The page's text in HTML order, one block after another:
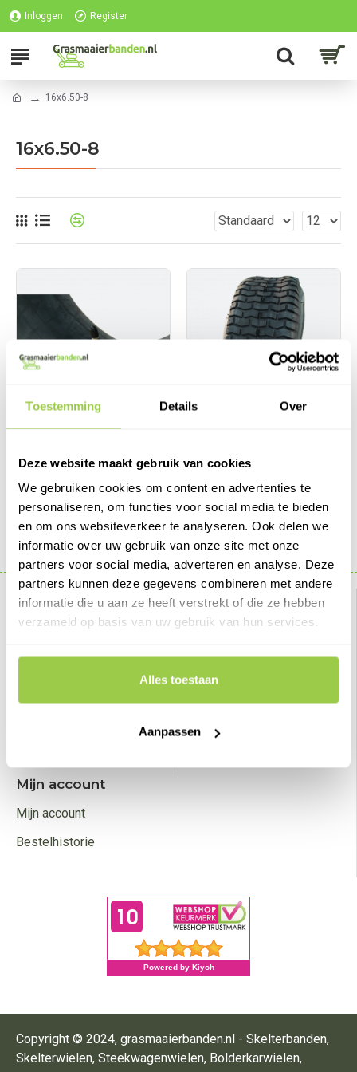
Toestemming Details Over
Deze website maakt gebruik van cookies
We gebruiken cookies om content en advertenties te
personaliseren, om functies voor social media te bieden
en om ons websiteverkeer te analyseren. Ook delen we
informatie over uw gebruik van onze site met onze
partners voor social media, adverteren en analyse. Deze
partners kunnen deze gegevens combineren met andere
informatie die u aan ze heeft verstrekt of die ze hebben
verzameld op basis van uw gebruik van hun services.
Alles toestaan
Aanpassen
Inloggen Register
16x6.50-8
16x6.50-8
€11,95
BESTELLEN
€32,95
BESTELLEN
Weergeven 1 t/m 2 van in totaal 2
Over ons
Algemene voorwaarden
Disclaimer
Klantenservice
Contact
Retourneren
Sitemap
Betaalmethoden
Mijn account
Mijn account
Bestelhistorie
Copyright © 2024, grasmaaierbanden.nl - Skelterbanden,
Skelterwielen, Steekwagenwielen, Bolderkarwielen,